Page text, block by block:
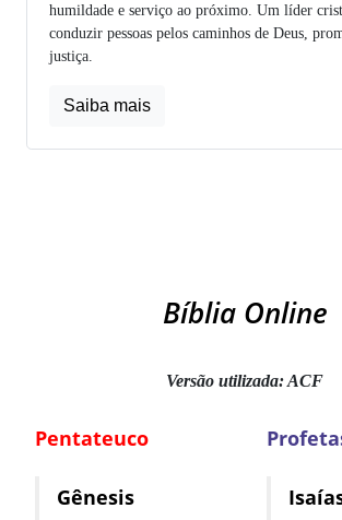
humildade e serviço ao próximo. Um líder
conduzir pessoas pelos caminhos de Deus,
justiça.
Saiba mais
Bíblia Online
Versão utilizada: ACF
Pentateuco
Gênesis